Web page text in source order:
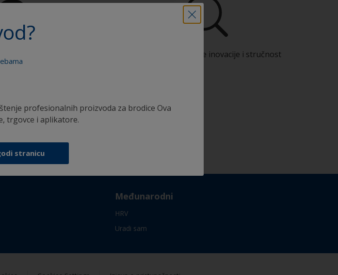
profesionalnih proizvoda za brodice Ova
trgovce i aplikatore.
stranicu
Koristite naše stalne inovacije i stručnost
Međunarodni
HRV
Uradi sam